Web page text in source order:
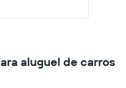
aluguel de carros